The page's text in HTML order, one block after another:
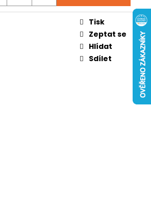
Tisk
Zeptat se
Hlídat
Sdílet